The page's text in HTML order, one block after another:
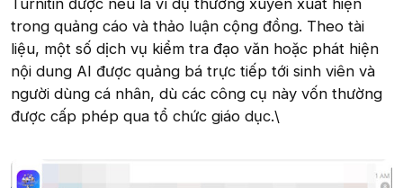
trong quảng cáo và thảo luận cộng đồng. Theo tài
liệu, một số dịch vụ kiểm tra đạo văn hoặc phát hiện
nội dung AI được quảng bá trực tiếp tới sinh viên và
người dùng cá nhân, dù các công cụ này vốn thường
được cấp phép qua tổ chức giáo dục.\